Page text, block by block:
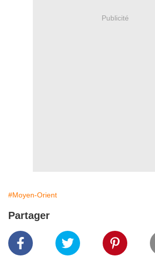
Publicité
#Moyen-Orient
Partager